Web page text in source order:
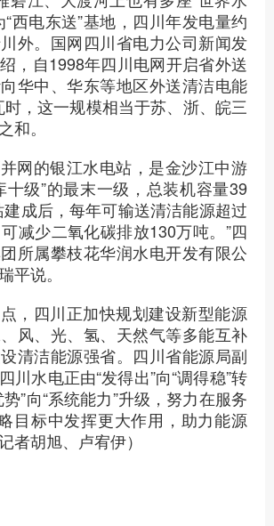
“西电东送”基地，四川年发电量约
外。国网四川省电力公司新闻发
，自1998年四川电网开启省外送
华中、华东等地区外送清洁电能
，这一规模相当于苏、浙、皖三
和。
的银江水电站，是金沙江中游
十级”的最末一级，总装机容量39
建成后，每年可输送清洁能源超过
减少二氧化碳排放130万吨。”四
所属攀枝花华润水电开发有限公
平说。
四川正加快规划建设新型能源
风、光、氢、天然气等多能互补
清洁能源强省。四川省能源局副
川水电正由“发得出”向“调得稳”转
”向“系统能力”升级，努力在服务
目标中发挥更大作用，助力能源
者胡旭、卢宥伊）